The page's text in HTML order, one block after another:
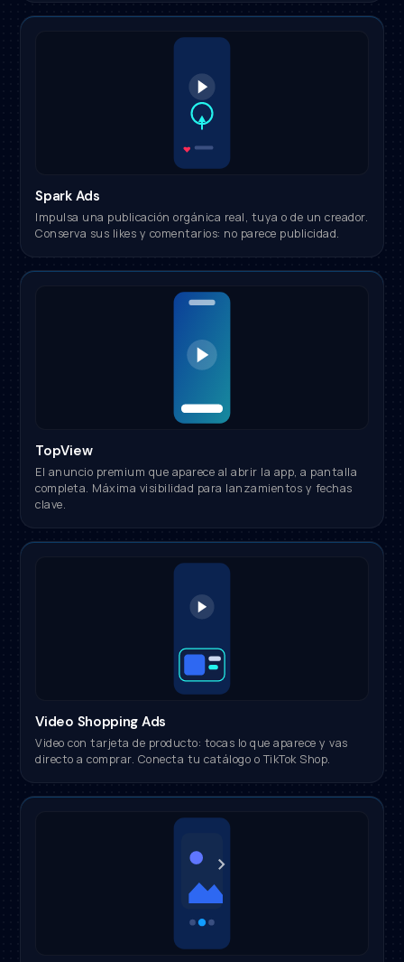
Spark Ads
Impulsa una publicación orgánica real, tuya o de un creador.
Conserva sus likes y comentarios: no parece publicidad.
TopView
El anuncio premium que aparece al abrir la app, a pantalla
completa. Máxima visibilidad para lanzamientos y fechas
clave.
Video Shopping Ads
Video con tarjeta de producto: tocas lo que aparece y vas
directo a comprar. Conecta tu catálogo o TikTok Shop.